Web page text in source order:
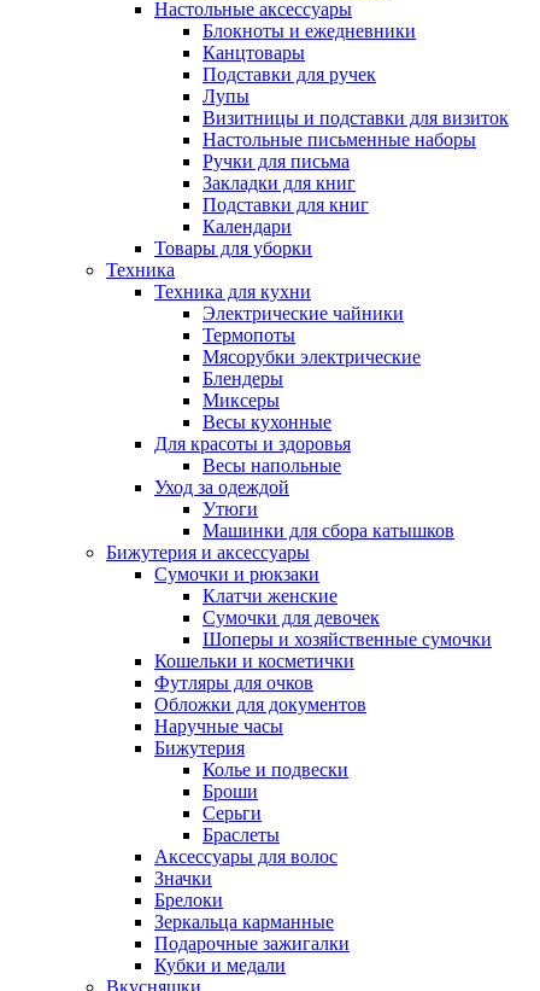
Настольные аксессуары
Блокноты и ежедневники
Канцтовары
Подставки для ручек
Лупы
Визитницы и подставки для визиток
Настольные письменные наборы
Ручки для письма
Закладки для книг
Подставки для книг
Календари
Товары для уборки
Техника
Техника для кухни
Электрические чайники
Термопоты
Мясорубки электрические
Блендеры
Миксеры
Весы кухонные
Для красоты и здоровья
Весы напольные
Уход за одеждой
Утюги
Машинки для сбора катышков
Бижутерия и аксессуары
Сумочки и рюкзаки
Клатчи женские
Сумочки для девочек
Шоперы и хозяйственные сумочки
Кошельки и косметички
Футляры для очков
Обложки для документов
Наручные часы
Бижутерия
Колье и подвески
Броши
Серьги
Браслеты
Аксессуары для волос
Значки
Брелоки
Зеркальца карманные
Подарочные зажигалки
Кубки и медали
Вкусняшки